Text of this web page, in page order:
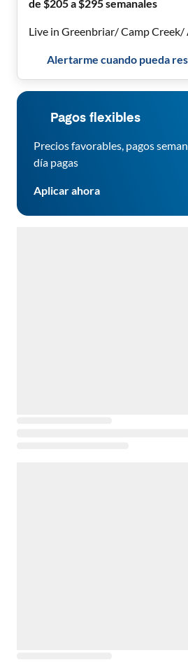
de $205 a $295 semanales
Live in Greenbriar/ Camp
Alertarme cuando pueda
Pagos flexibles
Precios favorables, pagos
día pagas
Aplicar ahora